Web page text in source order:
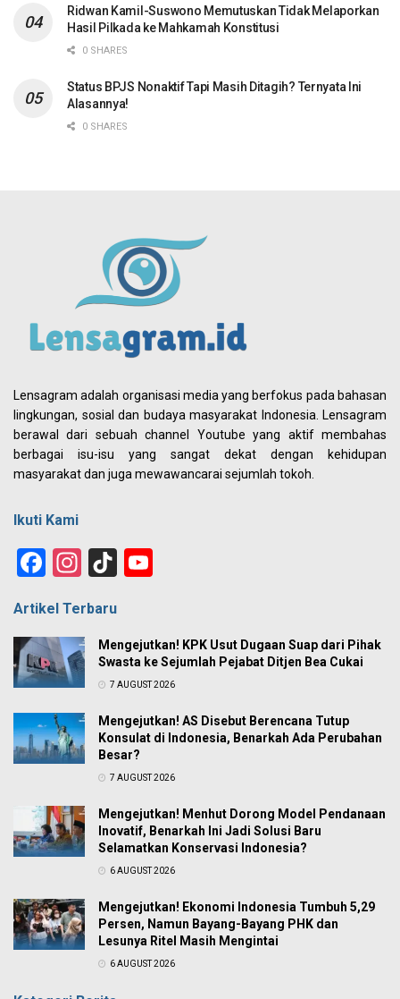
Ridwan Kamil-Suswono Memutuskan Tidak Melaporkan
Hasil Pilkada ke Mahkamah Konstitusi
0 SHARES
Status BPJS Nonaktif Tapi Masih Ditagih? Ternyata Ini
Alasannya!
0 SHARES
Lensagram adalah organisasi media yang berfokus pada bahasan
lingkungan, sosial dan budaya masyarakat Indonesia. Lensagram
berawal dari sebuah channel Youtube yang aktif membahas
berbagai isu-isu yang sangat dekat dengan kehidupan
masyarakat dan juga mewawancarai sejumlah tokoh.
Ikuti Kami
Facebook
Instagram
TikTok
Artikel Terbaru
Mengejutkan! KPK Usut Dugaan Suap dari Pihak
Swasta ke Sejumlah Pejabat Ditjen Bea Cukai
7 AUGUST 2026
Mengejutkan! AS Disebut Berencana Tutup
Konsulat di Indonesia, Benarkah Ada Perubahan
Besar?
7 AUGUST 2026
Mengejutkan! Menhut Dorong Model Pendanaan
Inovatif, Benarkah Ini Jadi Solusi Baru
Selamatkan Konservasi Indonesia?
6 AUGUST 2026
Mengejutkan! Ekonomi Indonesia Tumbuh 5,29
Persen, Namun Bayang-Bayang PHK dan
Lesunya Ritel Masih Mengintai
6 AUGUST 2026